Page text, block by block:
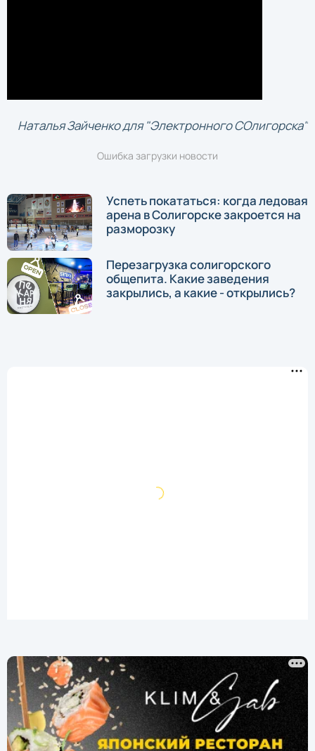
Наталья Зайченко для "Электронного СОлигорска"
Ошибка загрузки новости
Успеть покататься: когда ледовая
арена в Солигорске закроется на
разморозку
Перезагрузка солигорского
общепита. Какие заведения
закрылись, а какие - открылись?